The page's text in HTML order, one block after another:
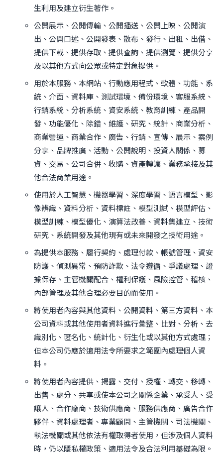
生利用及建立衍生著作。
公開展示、公開傳輸、公開播送、公開上映、公開演
出、公開口述、公開發表、散布、發行、出租、出借、
提供下載、提供存取、提供查詢、提供瀏覽、提供分享
及以其他方式向公眾或特定對象提供。
用於本服務、本網站、行動應用程式、軟體、功能、系
統、介面、資料庫、測試環境、備份環境、客服系統、
行銷系統、分析系統、資安系統、教育訓練、產品開
發、功能優化、除錯、維護、研究、統計、商業分析、
商業營運、商業合作、廣告、行銷、宣傳、展示、案例
分享、品牌推廣、活動、公開說明、投資人關係、募
資、交易、公司合併、收購、資產轉讓、業務承接及其
他合法商業用途。
使用於人工智慧、機器學習、深度學習、語言模型、影
像辨識、資料分析、資料標註、模型測試、模型評估、
模型訓練、模型優化、演算法改善、資料集建立、技術
研究、系統開發及其他現有或未來開發之技術用途。
為提供本服務、履行契約、處理付款、帳號管理、資安
防護、偵測異常、預防詐欺、法令遵循、爭議處理、證
據保存、主管機關配合、權利保護、風險控管、稽核、
內部管理及其他合理必要目的而使用。
將使用者內容與其他資料、公開資料、第三方資料、本
公司資料或其他使用者資料進行彙整、比對、分析、去
識別化、匿名化、統計化、衍生化或以其他方式處理；
但本公司仍應於適用法令所要求之範圍內處理個人資
料。
將使用者內容提供、揭露、交付、授權、轉交、移轉、
出售、處分、共享或使本公司之關係企業、承受人、受
讓人、合作廠商、技術供應商、服務供應商、廣告合作
夥伴、資料處理者、專業顧問、主管機關、司法機關、
執法機關或其他依法有權取得者使用，但涉及個人資料
時，仍以隱私權政策、適用法令及合法利用基礎為限。